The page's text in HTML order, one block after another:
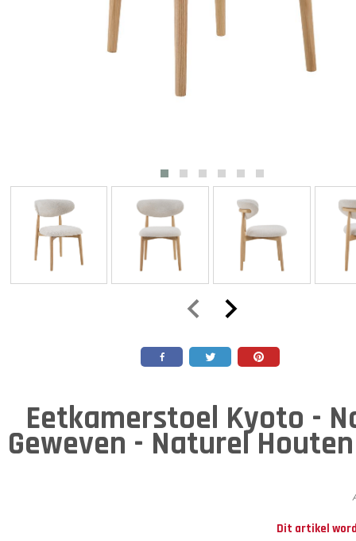
Eetkamerstoel Kyoto -
Geweven - Naturel
Dit artikel